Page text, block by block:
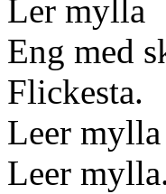
Ler mylla
Eng med
Flickesta.
Leer mylla
Leer